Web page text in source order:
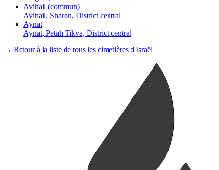
Avihail (commun)
Avihail, Sharon, District central
Aynat
Aynat, Petah Tikva, District central
→ Retour à la liste de tous les cimetières d'Israël